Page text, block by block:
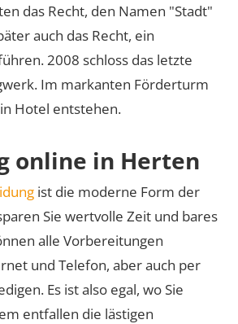
das Recht, den Namen Stadt
auch das Recht, ein
2008 schloss das letzte
Im markanten Förderturm
Hotel entstehen.
online in Herten
ist die moderne Form der
Sie wertvolle Zeit und bares
alle Vorbereitungen
und Telefon, aber auch per
Es ist also egal, wo Sie
entfallen die lästigen